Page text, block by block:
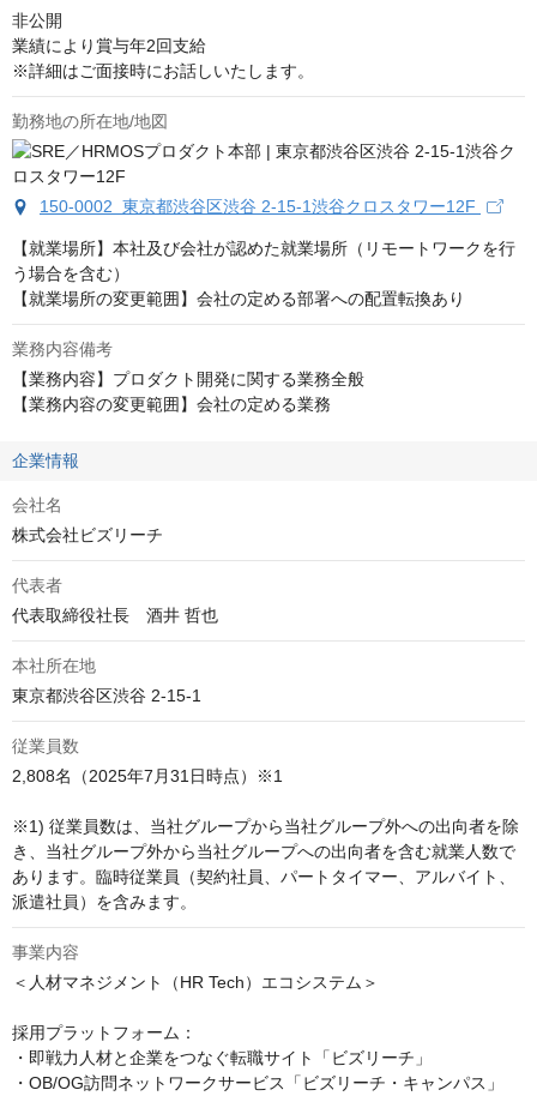
非公開
業績により賞与年2回支給
※詳細はご面接時にお話しいたします。
勤務地の所在地/地図
150-0002 東京都渋谷区渋谷 2-15-1渋谷クロスタワー12F
【就業場所】本社及び会社が認めた就業場所（リモートワークを行
う場合を含む）
【就業場所の変更範囲】会社の定める部署への配置転換あり
業務内容備考
【業務内容】プロダクト開発に関する業務全般
【業務内容の変更範囲】会社の定める業務
企業情報
会社名
株式会社ビズリーチ
代表者
代表取締役社長　酒井 哲也
本社所在地
東京都渋谷区渋谷 2-15-1
従業員数
2,808名（2025年7月31日時点）※1
※1) 従業員数は、当社グループから当社グループ外への出向者を除
き、当社グループ外から当社グループへの出向者を含む就業人数で
あります。臨時従業員（契約社員、パートタイマー、アルバイト、
派遣社員）を含みます。
事業内容
＜人材マネジメント（HR Tech）エコシステム＞
採用プラットフォーム：
・即戦力人材と企業をつなぐ転職サイト「ビズリーチ」
・OB/OG訪問ネットワークサービス「ビズリーチ・キャンパス」